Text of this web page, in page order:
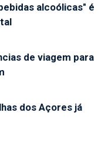
alcoólicas" é
de viagem para
dos Açores já